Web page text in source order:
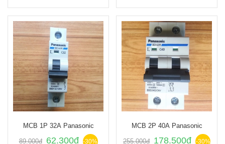
MCB 1P 32A Panasonic
89.000đ 62.300đ -30%
MCB 2P 40A Panasonic
255.000đ 178.500đ -30%